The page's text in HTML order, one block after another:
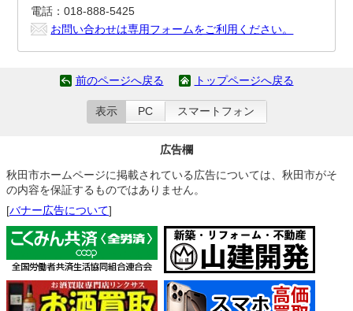
電話：018-888-5425
お問い合わせは専用フォームをご利用ください。
前のページへ戻る トップページへ戻る
表示 PC スマートフォン
広告欄
秋田市ホームページに掲載されている広告については、秋田市がそ
の内容を保証するものではありません。
[バナー広告について]